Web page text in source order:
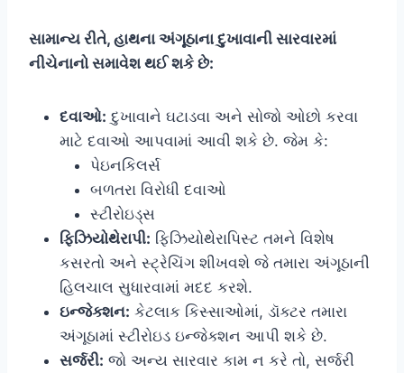
સામાન્ય રીતે, હાથના અંગૂઠાના દુખાવાની સારવારમાં
નીચેનાનો સમાવેશ થઈ શકે છે:
દવાઓ: દુખાવાને ઘટાડવા અને સોજો ઓછો કરવા
માટે દવાઓ આપવામાં આવી શકે છે. જેમ કે:
પેઇનકિલર્સ
બળતરા વિરોધી દવાઓ
સ્ટીરોઇડ્સ
ફિઝિયોથેરાપી: ફિઝિયોથેરાપિસ્ટ તમને વિશેષ
કસરતો અને સ્ટ્રેચિંગ શીખવશે જે તમારા અંગૂઠાની
હિલચાલ સુધારવામાં મદદ કરશે.
ઇન્જેક્શન: કેટલાક કિસ્સાઓમાં, ડૉક્ટર તમારા
અંગૂઠામાં સ્ટીરોઇડ ઇન્જેક્શન આપી શકે છે.
સર્જરી: જો અન્ય સારવાર કામ ન કરે તો, સર્જરી